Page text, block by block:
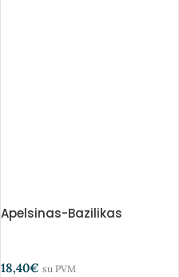
Apelsinas-Bazilikas
18,40€ su PVM